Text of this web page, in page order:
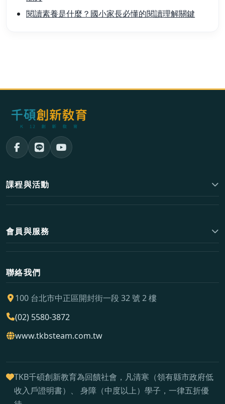
閱讀素養是什麼？國小家長必懂的閱讀理解關鍵
課程與活動
會員與服務
聯絡我們
100 台北市中正區開封街一段 32 號 2 樓
(02) 5580-3872
www.tkbsteam.com.tw
TKB千碩創新教育為回饋社會，凡清寒（領有縣市政府低
收入戶證明書）、 身障（中度以上）學子，一律五折優